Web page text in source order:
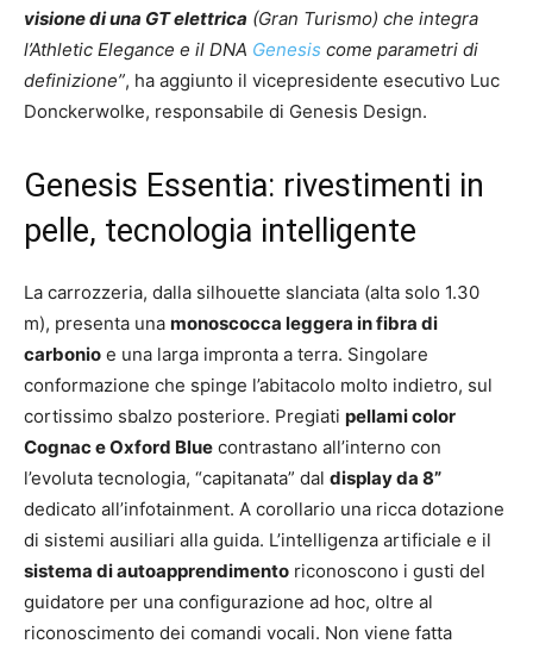
visione di una GT elettrica (Gran Turismo) che integra
l’Athletic Elegance e il DNA Genesis come parametri di
definizione”, ha aggiunto il vicepresidente esecutivo Luc
Donckerwolke, responsabile di Genesis Design.
Genesis Essentia: rivestimenti in
pelle, tecnologia intelligente
La carrozzeria, dalla silhouette slanciata (alta solo 1.30
m), presenta una monoscocca leggera in fibra di
carbonio e una larga impronta a terra. Singolare
conformazione che spinge l’abitacolo molto indietro, sul
cortissimo sbalzo posteriore. Pregiati pellami color
Cognac e Oxford Blue contrastano all’interno con
l’evoluta tecnologia, “capitanata” dal display da 8”
dedicato all’infotainment. A corollario una ricca dotazione
di sistemi ausiliari alla guida. L’intelligenza artificiale e il
sistema di autoapprendimento riconoscono i gusti del
guidatore per una configurazione ad hoc, oltre al
riconoscimento dei comandi vocali. Non viene fatta